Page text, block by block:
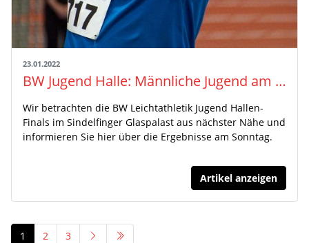
23.01.2022
BW Jugend Halle: Männliche Jugend am Sonntag
Wir betrachten die BW Leichtathletik Jugend Hallen-
Finals im Sindelfinger Glaspalast aus nächster Nähe und
informieren Sie hier über die Ergebnisse am Sonntag.
Artikel anzeigen
1 2 3